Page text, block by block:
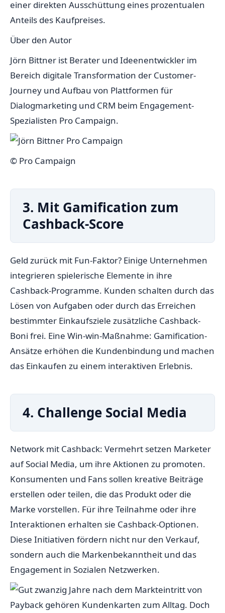
einer direkten Ausschüttung eines prozentualen
Anteils des Kaufpreises.
Über den Autor
Jörn Bittner ist Berater und Ideenentwickler im
Bereich digitale Transformation der Customer-
Journey und Aufbau von Plattformen für
Dialogmarketing und CRM beim Engagement-
Spezialisten Pro Campaign.
© Pro Campaign
3. Mit Gamification zum
Cashback-Score
Geld zurück mit Fun-Faktor? Einige Unternehmen
integrieren spielerische Elemente in ihre
Cashback-Programme. Kunden schalten durch das
Lösen von Aufgaben oder durch das Erreichen
bestimmter Einkaufsziele zusätzliche Cashback-
Boni frei. Eine Win-win-Maßnahme: Gamification-
Ansätze erhöhen die Kundenbindung und machen
das Einkaufen zu einem interaktiven Erlebnis.
4. Challenge Social Media
Network mit Cashback: Vermehrt setzen Marketer
auf Social Media, um ihre Aktionen zu promoten.
Konsumenten und Fans sollen kreative Beiträge
erstellen oder teilen, die das Produkt oder die
Marke vorstellen. Für ihre Teilnahme oder ihre
Interaktionen erhalten sie Cashback-Optionen.
Diese Initiativen fördern nicht nur den Verkauf,
sondern auch die Markenbekanntheit und das
Engagement in Sozialen Netzwerken.